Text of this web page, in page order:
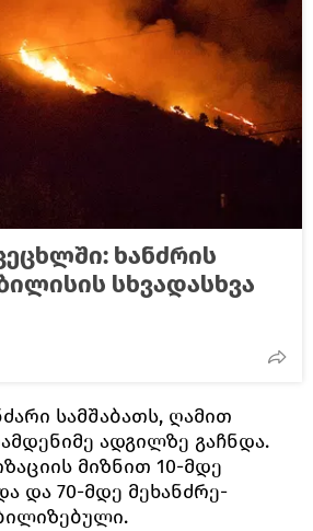
ხანძრის
სხვადასხვა
სამშაბათს, ღამით
ადგილზე გაჩნდა.
მიზნით 10-მდე
და 70-მდე მეხანძრე-